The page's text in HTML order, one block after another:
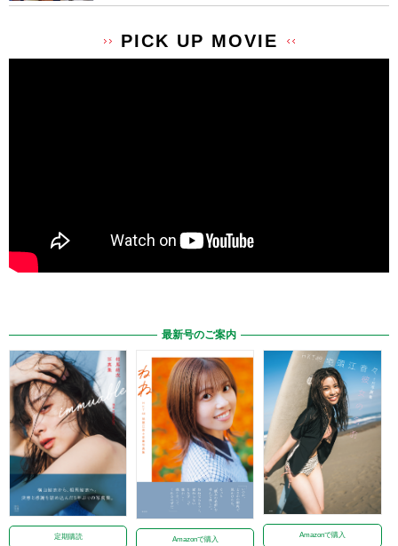
PICK UP MOVIE
最新号のご案内
定期購読 Amazonで購入
Amazonで購入